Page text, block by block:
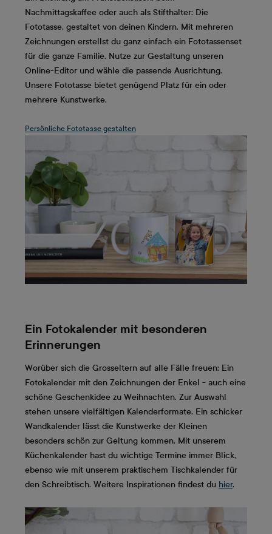
Nachmittagskaffee oder auch als Stifthalter: Die
Fototasse, gestaltet von deinen Kindern. Mit mehreren
Zeichnungen erstellst du ganz einfach ein Fototassenset
für die ganze Familie. Nutze zur Gestaltung unseren
Online-Editor und wähle die passende Ausrichtung.
Unsere Fototasse bietet genügend Platz für ein oder
mehrere Kunstwerke.
Persönliche Fototasse gestalten
Ein Fotokalender mit besonderen
Erinnerungen
Worüber sich die Grosseltern auf alle Fälle freuen: Ein
Fotokalender mit den Zeichnungen der Enkel - auch eine
schöne Geschenkidee zu Weihnachten. Zur Auswahl
stehen unsere vielfältigen Kalenderformate. Ein schicker
Wandkalender lässt die Kunstwerke der Kleinen
besonders schön zur Geltung kommen. Mit unserem
Küchenkalender hast du wichtige Termine immer Blick,
ebenso wie mit unserem praktischem Tischkalender für
den Schreibtisch. Weitere Inspirationen findest du hier.